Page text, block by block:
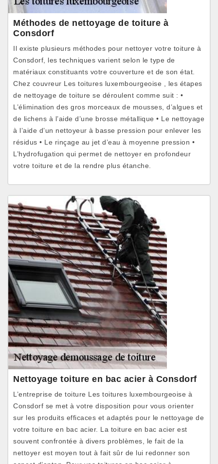
Méthodes de nettoyage de toiture à
Consdorf
Il existe plusieurs méthodes pour nettoyer votre toiture à
Consdorf, les techniques varient selon le type de
matériaux constituants votre couverture et de son état.
Chez couvreur Les toitures luxembourgeoise , les étapes
de nettoyage de toiture se déroulent comme suit : •
L’élimination des gros morceaux de mousses, d’algues et
de lichens à l’aide d’une brosse métallique • Le nettoyage
à l’aide d’un nettoyeur à basse pression pour enlever les
résidus • Le rinçage au jet d’eau à moyenne pression •
L’hydrofugation qui permet de nettoyer en profondeur
votre toiture et de la rendre plus étanche.
Nettoyage toiture en bac acier à Consdorf
L’entreprise de toiture Les toitures luxembourgeoise à
Consdorf se met à votre disposition pour vous orienter
sur les produits efficaces et adaptés pour le nettoyage de
votre toiture en bac acier. La toiture en bac acier est
souvent confrontée à divers problèmes, le fait de la
nettoyer est moyen tout à fait sûr de lui redonner son